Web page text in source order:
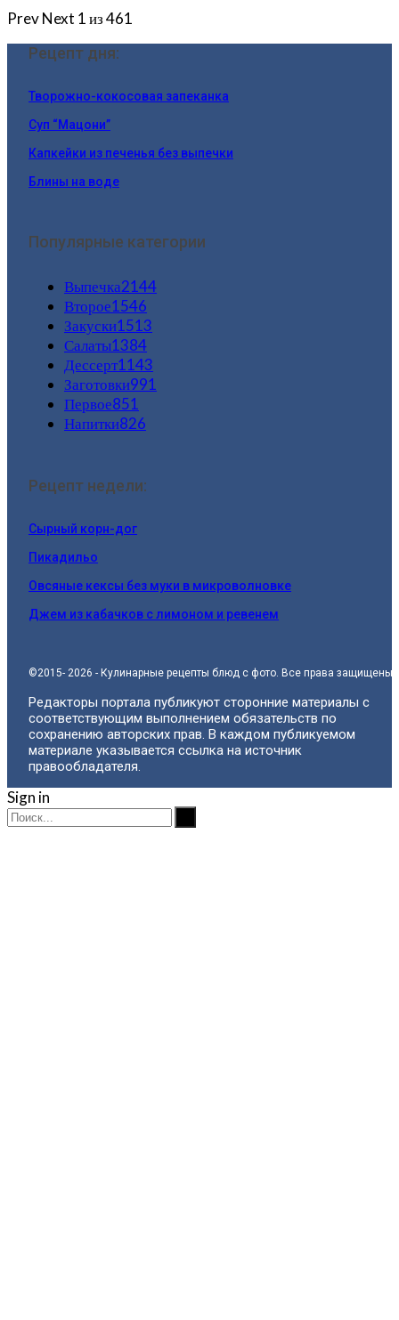
PrevNext 1 из 461
Рецепт дня:
Творожно-кокосовая запеканка
Суп “Мацони”
Капкейки из печенья без выпечки
Блины на воде
Популярные категории
Выпечка2144
Второе1546
Закуски1513
Салаты1384
Дессерт1143
Заготовки991
Первое851
Напитки826
Рецепт недели:
Сырный корн-дог
Пикадильо
Овсяные кексы без муки в микроволновке
Джем из кабачков с лимоном и ревенем
©2015- 2026 - Кулинарные рецепты блюд с фото. Все права защищены.
Редакторы портала публикуют сторонние материалы с
соответствующим выполнением обязательств по
сохранению авторских прав. В каждом публикуемом
материале указывается ссылка на источник
правообладателя.
Sign in